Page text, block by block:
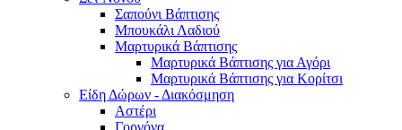
Σαπούνι Βάπτισης
Μπουκάλι Λαδιού
Μαρτυρικά Βάπτισης
Μαρτυρικά Βάπτισης για Αγόρι
Μαρτυρικά Βάπτισης για Κορίτσι
Είδη Δώρων - Διακόσμηση
Αστέρι